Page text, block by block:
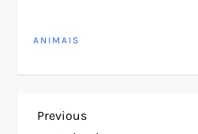
ANIMAIS
N
Previous
Previous